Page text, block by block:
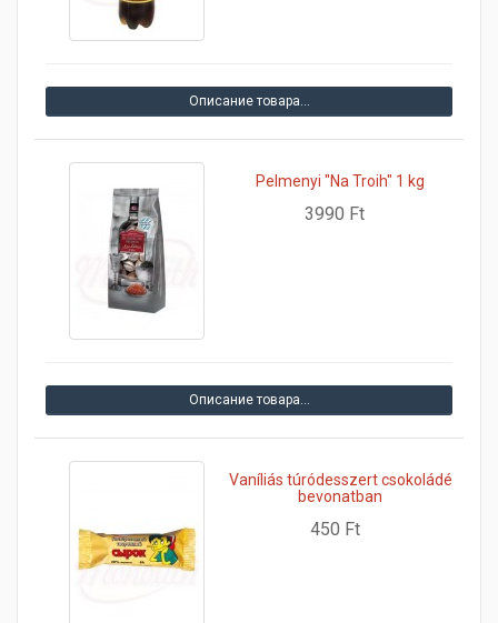
Описание товара…
Pelmenyi "Na Troih" 1 kg
3990 Ft
Описание товара…
Vaníliás túródesszert csokoládé
bevonatban
450 Ft